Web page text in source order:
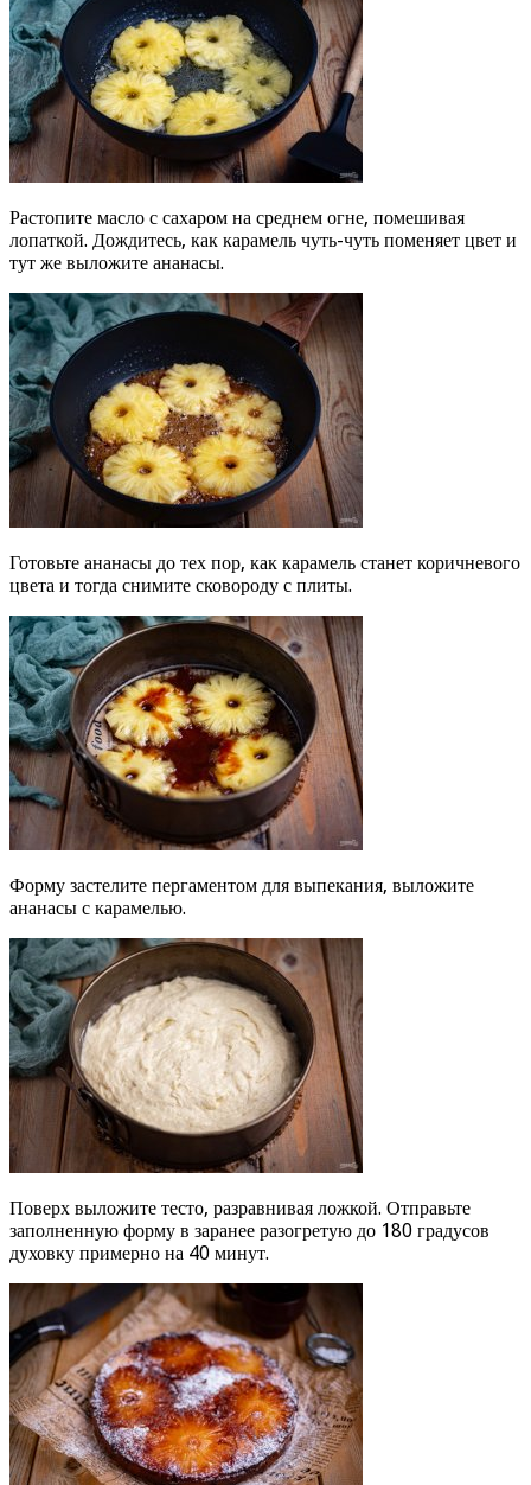
Растопите масло с сахаром на среднем огне, помешивая
лопаткой. Дождитесь, как карамель чуть-чуть поменяет цвет и
тут же выложите ананасы.
Готовьте ананасы до тех пор, как карамель станет коричневого
цвета и тогда снимите сковороду с плиты.
Форму застелите пергаментом для выпекания, выложите
ананасы с карамелью.
Поверх выложите тесто, разравнивая ложкой. Отправьте
заполненную форму в заранее разогретую до 180 градусов
духовку примерно на 40 минут.